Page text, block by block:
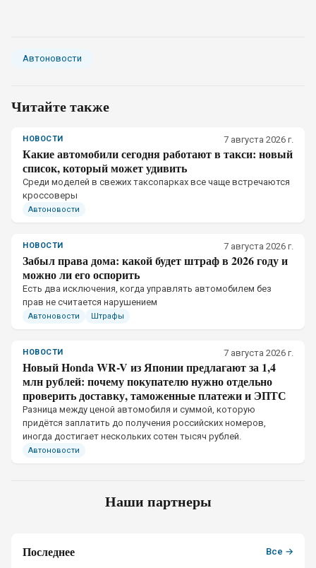
Автоновости
Читайте также
НОВОСТИ 7 августа 2026 г.
Какие автомобили сегодня работают в такси: новый
список, который может удивить
Среди моделей в свежих таксопарках все чаще встречаются
кроссоверы
Автоновости
НОВОСТИ 7 августа 2026 г.
Забыл права дома: какой будет штраф в 2026 году и
можно ли его оспорить
Есть два исключения, когда управлять автомобилем без
прав не считается нарушением
Автоновости Штрафы
НОВОСТИ 7 августа 2026 г.
Новый Honda WR-V из Японии предлагают за 1,4
млн рублей: почему покупателю нужно отдельно
проверить доставку, таможенные платежи и ЭПТС
Разница между ценой автомобиля и суммой, которую
придётся заплатить до получения российских номеров,
иногда достигает нескольких сотен тысяч рублей.
Автоновости
Наши партнеры
Последнее Все →